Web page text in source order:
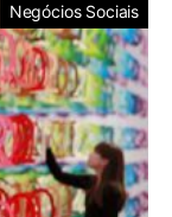
Negócios Sociais